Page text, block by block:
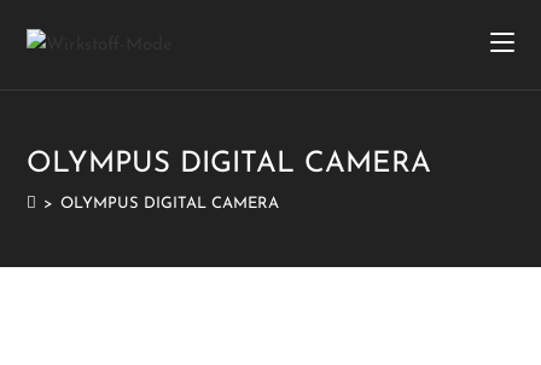
OLYMPUS DIGITAL CAMERA
> OLYMPUS DIGITAL CAMERA